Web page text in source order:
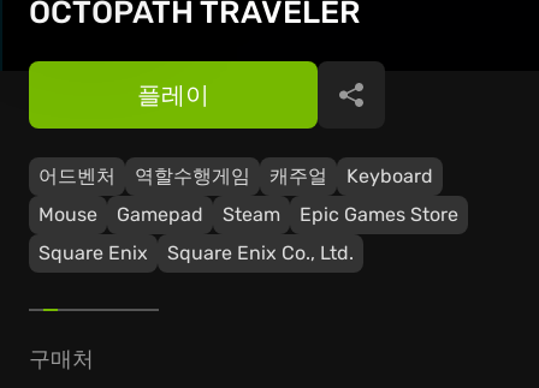
OCTOPATH TRAVELER
어드벤처 역할수행게임 캐주얼
Keyboard
Mouse
Gamepad Steam
Epic Games Store
Square Enix
Square Enix Co., Ltd.
플레이 공유
구매처